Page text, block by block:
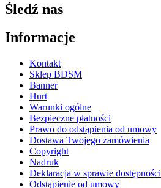
Śledź nas
Informacje
Kontakt
Sklep BDSM
Banner
Hurt
Warunki ogólne
Bezpieczne płatności
Prawo do odstąpienia od umowy
Dostawa Twojego zamówienia
Copyright
Nadruk
Deklaracja w sprawie dostępności
Odstąpienie od umowy